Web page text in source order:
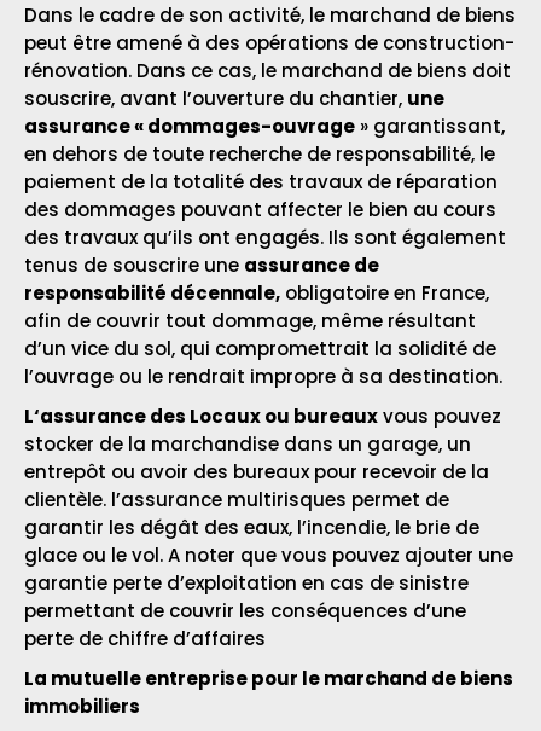
Dans le cadre de son activité, le marchand de biens
peut être amené à des opérations de construction-
rénovation. Dans ce cas, le marchand de biens doit
souscrire, avant l’ouverture du chantier, une
assurance « dommages-ouvrage » garantissant,
en dehors de toute recherche de responsabilité, le
paiement de la totalité des travaux de réparation
des dommages pouvant affecter le bien au cours
des travaux qu’ils ont engagés. Ils sont également
tenus de souscrire une assurance de
responsabilité décennale, obligatoire en France,
afin de couvrir tout dommage, même résultant
d’un vice du sol, qui compromettrait la solidité de
l’ouvrage ou le rendrait impropre à sa destination.
L‘assurance des Locaux ou bureauxvous pouvez
stocker de la marchandise dans un garage, un
entrepôt ou avoir des bureaux pour recevoir de la
clientèle. l’assurance multirisques permet de
garantir les dégât des eaux, l’incendie, le brie de
glace ou le vol. A noter que vous pouvez ajouter une
garantie perte d’exploitation en cas de sinistre
permettant de couvrir les conséquences d’une
perte de chiffre d’affaires
La mutuelle entreprise pour le marchand de biens
immobiliers